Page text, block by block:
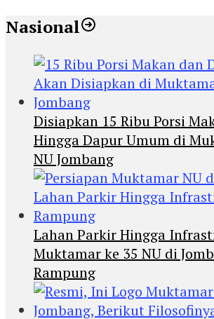
Nasional
Disiapkan 15 Ribu Porsi
Hingga Dapur Umum di
NU Jombang
Lahan Parkir Hingga
Muktamar ke 35 NU di
Rampung